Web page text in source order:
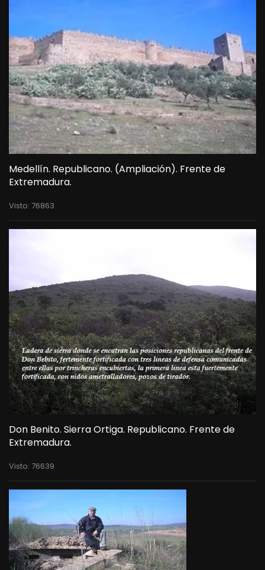
Medellín. Republicano. (Ampliación). Frente de
Extremadura.
Visto: 76863
Don Benito. Sierra Ortiga. Republicano. Frente de
Extremadura.
Visto: 76639